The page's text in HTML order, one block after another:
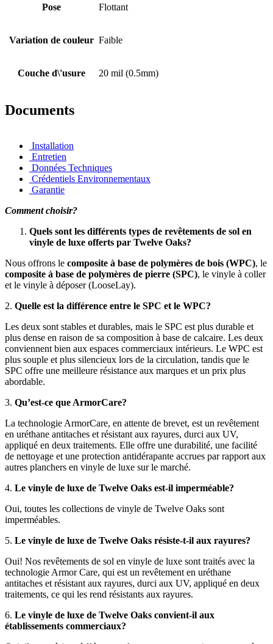
Pose Flottant
Variation de couleur Faible
Couche d\'usure 20 mil (0.5mm)
Documents
Installation
Entretien
Données Techniques
Crédentiels Environnementaux
Garantie
Comment choisir?
Quels sont les différents types de revêtements de sol en
vinyle de luxe offerts par Twelve Oaks?
Nous offrons le composite à base de polymères de bois (WPC), le
composite à base de polymères de pierre (SPC), le vinyle à coller
et le vinyle à déposer (LooseLay).
2. Quelle est la différence entre le SPC et le WPC?
Les deux sont stables et durables, mais le SPC est plus durable et
plus dense en raison de sa composition à base de calcaire. Les deux
conviennent bien aux espaces commerciaux intérieurs. Le WPC est
plus souple et plus silencieux lors de la circulation, tandis que le
SPC offre une meilleure résistance aux marques et un prix plus
abordable.
3. Qu’est-ce que ArmorCare?
La technologie ArmorCare, en attente de brevet, est un revêtement
en uréthane antitaches et résistant aux rayures, durci aux UV,
appliqué en deux traitements. Elle offre une durabilité, une facilité
de nettoyage et une protection antidérapante accrues par rapport aux
autres planchers en vinyle de luxe sur le marché.
4. Le vinyle de luxe de Twelve Oaks est-il imperméable?
Oui, toutes les collections de vinyle de Twelve Oaks sont
imperméables.
5. Le vinyle de luxe de Twelve Oaks résiste-t-il aux rayures?
Oui! Nos revêtements de sol en vinyle de luxe sont traités avec la
technologie Armor Care, qui est un revêtement en uréthane
antitaches et résistant aux rayures, durci aux UV, appliqué en deux
traitements, ce qui les rend résistants aux rayures.
6. Le vinyle de luxe de Twelve Oaks convient-il aux
établissements commerciaux?